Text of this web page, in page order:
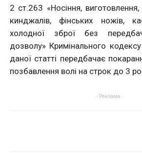
2 ст.263 «Носіння,
кинджалів, фінських ножів,
холодної зброї без
дозволу» Кримінального
даної статті передбачає
позбавлення волі на строк до 3
- Реклама -